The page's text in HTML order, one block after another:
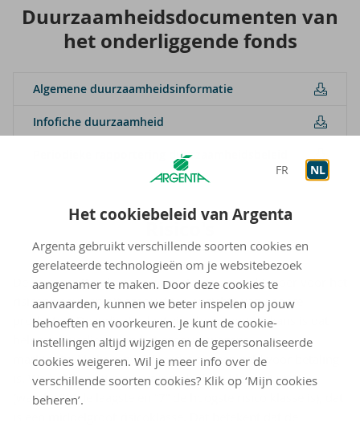
FR NL
Het cookiebeleid van Argenta
Argenta gebruikt verschillende soorten cookies en
gerelateerde technologieën om je websitebezoek
aangenamer te maken. Door deze cookies te
aanvaarden, kunnen we beter inspelen op jouw
behoeften en voorkeuren. Je kunt de cookie-
instellingen altijd wijzigen en de gepersonaliseerde
cookies weigeren. Wil je meer info over de
verschillende soorten cookies? Klik op ‘Mijn cookies
beheren’.
Duur­zaam­heids­do­cu­men­ten van
het on­der­lig­gen­de fonds
Al­ge­me­ne duur­zaam­heids­in­for­ma­tie
In­f­o­fi­che duur­zaam­heid
Pe­ri­o­die­ke rap­por­te­ring duur­zaam­heids­be­leid
Ri­si­co's
De samenvattende risico-indicator is een richtsnoer voor het
risiconiveau van dit product ten opzichte van andere
producten. De indicator laat zien hoe groot de kans is dat
beleggers verliezen op het product wegens
marktontwikkelingen of doordat er geen geld voor betaling
is. We hebben dit product ingedeeld in klasse 4 uit 7
(waarbij “1” de laagste en “7” de hoogste risico klasse is), dat